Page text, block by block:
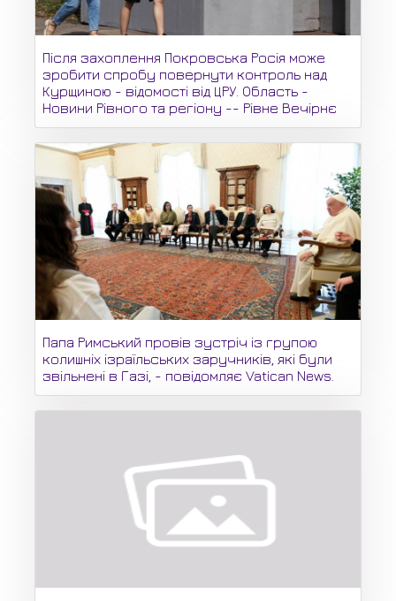
Після захоплення Покровська Росія може
зробити спробу повернути контроль над
Курщиною - відомості від ЦРУ. Область -
Новини Рівного та регіону -- Рівне Вечірнє
Папа Римський провів зустріч із групою
колишніх ізраїльських заручників, які були
звільнені в Газі, - повідомляє Vatican News.